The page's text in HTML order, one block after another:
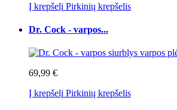
Į krepšelį Pirkinių krepšelis
Dr. Cock - varpos...
69,99 €
Į krepšelį Pirkinių krepšelis